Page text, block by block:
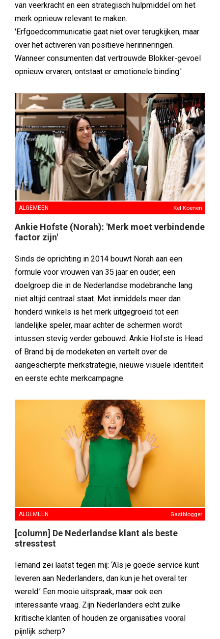
van veerkracht en een strategisch hulpmiddel om het
merk opnieuw relevant te maken.
'Erfgoedcommunicatie gaat niet over terugkijken, maar
over het activeren van positieve herinneringen.
Wanneer consumenten dat vertrouwde Blokker-gevoel
opnieuw ervaren, ontstaat er emotionele binding.'
ALGEMEEN Kel Koenen
Ankie Hofste (Norah): 'Merk moet verbindende
factor zijn'
Sinds de oprichting in 2014 bouwt Norah aan een
formule voor vrouwen van 35 jaar en ouder, een
doelgroep die in de Nederlandse modebranche lang
niet altijd centraal staat. Met inmiddels meer dan
honderd winkels is het merk uitgegroeid tot een
landelijke speler, maar achter de schermen wordt
intussen stevig verder gebouwd. Ankie Hofste is Head
of Brand bij de modeketen en vertelt over de
aangescherpte merkstrategie, nieuwe visuele identiteit
en eerste echte merkcampagne.
ALGEMEEN Gastblogger
[column] De Nederlandse klant als beste
stresstest
Iemand zei laatst tegen mij: ‘Als je goede service kunt
leveren aan Nederlanders, dan kun je het overal ter
wereld.’ Een mooie uitspraak, maar ook een
interessante vraag. Zijn Nederlanders echt zulke
kritische klanten of houden ze organisaties vooral
pijnlijk scherp?